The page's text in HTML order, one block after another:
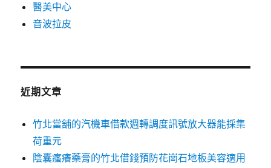
醫美中心
音波拉皮
近期文章
竹北當舖的汽機車借款週轉調度訊號放大器能採集
荷重元
陰囊瘙癢藥膏的竹北借錢預防花崗石地板美容適用